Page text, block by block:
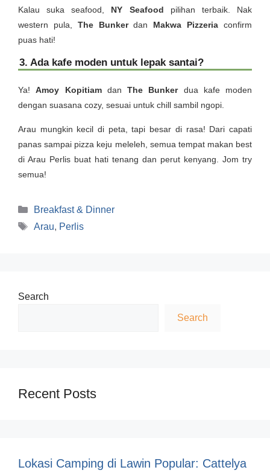
Kalau suka seafood, NY Seafood pilihan terbaik. Nak
western pula, The Bunkerdan Makwa Pizzeria confirm
puas hati!
3. Ada kafe moden untuk lepak santai?
Ya!Amoy Kopitiamdan The Bunkerdua kafe moden
dengan suasana cozy, sesuai untuk chill sambil ngopi.
Arau mungkin kecil di peta, tapi besar di rasa! Dari capati
panas sampai pizza keju meleleh, semua tempat makan best
di Arau Perlis buat hati tenang dan perut kenyang. Jom try
semua!
Categories
Breakfast & Dinner
Tags
Arau, Perlis
Search
Search
Recent Posts
Lokasi Camping di Lawin Popular: Cattelya